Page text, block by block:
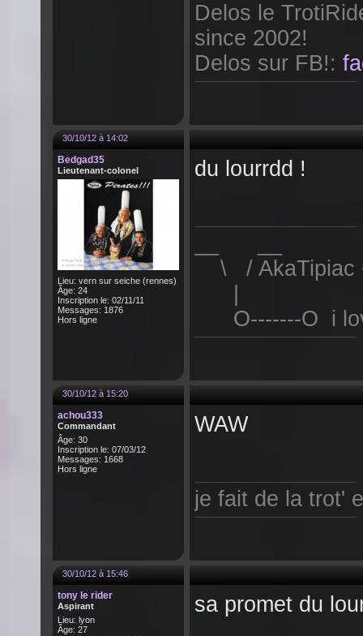
Delos le
since 2002!
Delos sur FB!:
30/10/12 à 14:02
Bedgad35
Lieutenant-colonel
Lieu: vern sur seiche (rennes)
Âge: 24
Inscription le: 02/11/11
Messages: 1876
Hors ligne
du lourrdd !
\ / AkaTipiac
O-------O i
30/10/12 à 15:20
achou333
Commandant
Âge: 30
Inscription le: 07/03/12
Messages: 1668
Hors ligne
WAW
je fait de la trot'
30/10/12 à 15:46
tony le rider
Aspirant
Lieu: lyon
Âge: 27
sa promet du